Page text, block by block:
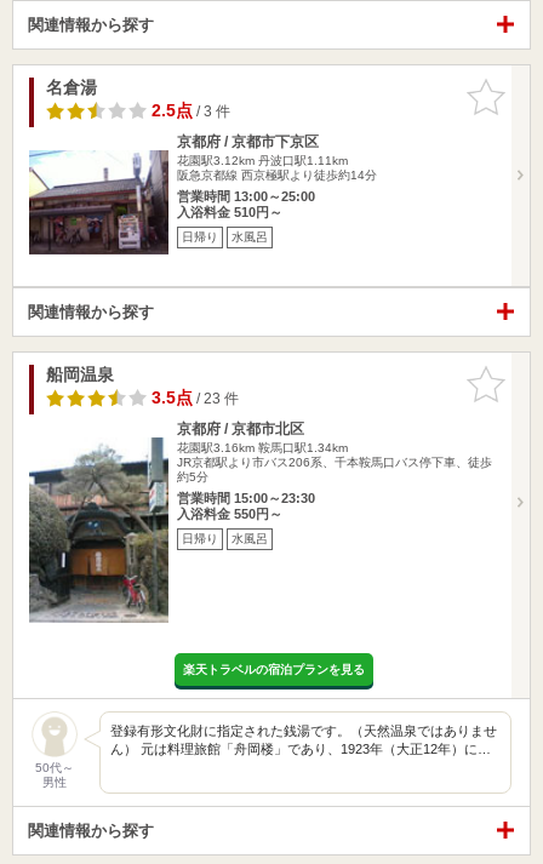
関連情報から探す
お気に入
りに追加
名倉湯
2.5点/ 3 件
京都府 / 京都市下京区
花園駅3.12km 丹波口駅1.11km
阪急京都線 西京極駅より徒歩約14分
営業時間 13:00～25:00
入浴料金 510円～
日帰り 水風呂
関連情報から探す
お気に入
りに追加
船岡温泉
3.5点/ 23 件
京都府 / 京都市北区
花園駅3.16km 鞍馬口駅1.34km
JR京都駅より市バス206系、千本鞍馬口バス停下車、徒歩
約5分
営業時間 15:00～23:30
入浴料金 550円～
日帰り 水風呂
楽天トラベルの宿泊プランを見る
50代～
男性
登録有形文化財に指定された銭湯です。（天然温泉ではありませ
ん） 元は料理旅館「舟岡楼」であり、1923年（大正12年）に…
関連情報から探す